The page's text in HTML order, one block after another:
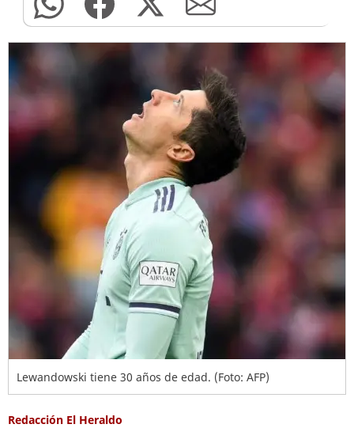
Lewandowski tiene 30 años de edad. (Foto: AFP)
Redacción El Heraldo